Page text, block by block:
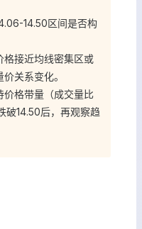
14.50区间是否构
格接近均线密集区或
关系变化。
价格带量（成交量比
破14.50后，再观察趋